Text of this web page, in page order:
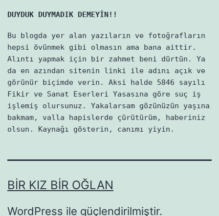
DUYDUK DUYMADIK DEMEYİN!!
Bu blogda yer alan yazıların ve fotoğrafların
hepsi övünmek gibi olmasın ama bana aittir.
Alıntı yapmak için bir zahmet beni dürtün. Ya
da en azından sitenin linki ile adını açık ve
görünür biçimde verin. Aksi halde 5846 sayılı
Fikir ve Sanat Eserleri Yasasına göre suç iş
işlemiş olursunuz. Yakalarsam gözünüzün yaşına
bakmam, valla hapislerde çürütürüm, haberiniz
olsun. Kaynağı gösterin, canımı yiyin.
BIR KIZ BIR OĞLAN
WordPress ile güçlendirilmiştir.